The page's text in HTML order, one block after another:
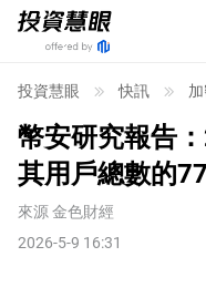
投資慧眼 快訊
幣安研究報告
其用戶總數的
來源金色財經
2026-5-9 16:31